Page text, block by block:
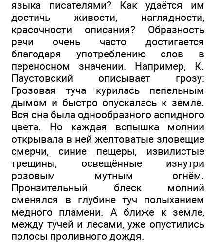
языка писателями? Как удаётся им
достичь живости, наглядности,
красочности описания? Образность
речи очень часто достигается
благодаря употреблению слов в
переносном значении. Например, К.
Паустовский описывает грозу:
Грозовая туча курилась пепельным
дымом и быстро опускалась к земле.
Вся она была однообразного аспидного
цвета. Но каждая вспышка молнии
открывала в ней желтоватые зловещие
смерчи, синие пещеры, извилистые
трещины, освещённые изнутри
розовым мутным огнём.
Пронзительный блеск молний
сменялся в глубине туч полыханием
медного пламени. А ближе к земле,
между тучей и лесами, уже опустились
полосы проливного дождя.